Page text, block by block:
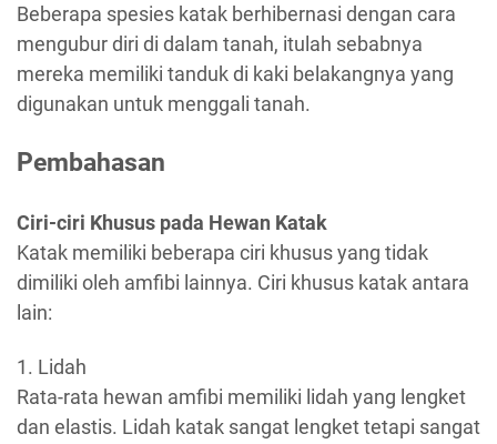
Beberapa spesies katak berhibernasi dengan cara
mengubur diri di dalam tanah, itulah sebabnya
mereka memiliki tanduk di kaki belakangnya yang
digunakan untuk menggali tanah.
Pembahasan
Ciri-ciri Khusus pada Hewan Katak
Katak memiliki beberapa ciri khusus yang tidak
dimiliki oleh amfibi lainnya. Ciri khusus katak antara
lain:
1. Lidah
Rata-rata hewan amfibi memiliki lidah yang lengket
dan elastis. Lidah katak sangat lengket tetapi sangat